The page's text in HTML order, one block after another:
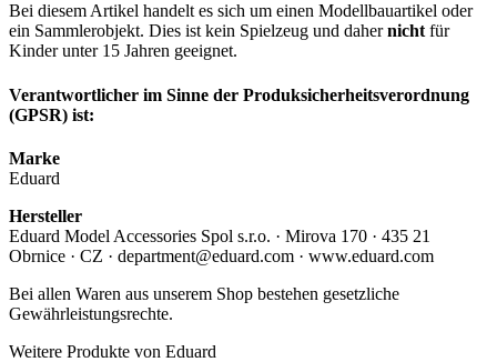
Bei diesem Artikel handelt es sich um einen Modellbauartikel oder
ein Sammlerobjekt. Dies ist kein Spielzeug und dahernicht für
Kinder unter 15 Jahren geeignet.
Verantwortlicher im Sinne der Produksicherheitsverordnung
(GPSR) ist:
Marke
Eduard
Hersteller
Eduard Model Accessories Spol s.r.o. · Mirova 170 · 435 21
Obrnice · CZ · department@eduard.com · www.eduard.com
Bei allen Waren aus unserem Shop bestehen gesetzliche
Gewährleistungsrechte.
Weitere Produkte von Eduard